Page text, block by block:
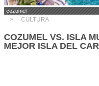
cozumel
CULTURA
COZUMEL VS. ISLA
MEJOR ISLA DEL